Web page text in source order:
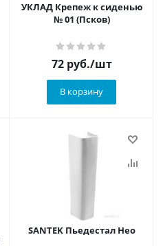
УКЛАД Крепеж к сиденью
№ 01 (Псков)
72руб./шт
В корзину
SANTEK Пьедестал Нео